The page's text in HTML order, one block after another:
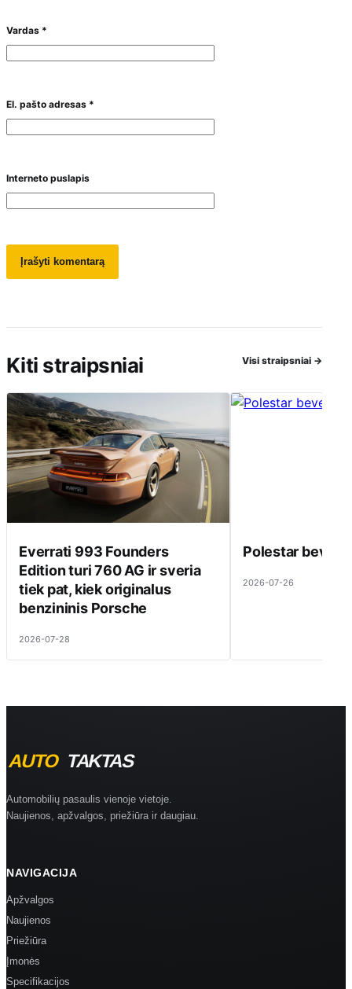
Vardas *
El. pašto adresas *
Interneto puslapis
Kiti straipsniai Visi straipsniai →
Everrati 993 Founders
Edition turi 760 AG ir sveria
tiek pat, kiek originalus
benzininis Porsche
2026-07-28
Polestar beveik
2026-07-26
Automobilių pasaulis vienoje vietoje.
Naujienos, apžvalgos, priežiūra ir daugiau.
NAVIGACIJA
Apžvalgos
Naujienos
Priežiūra
Įmonės
Specifikacijos